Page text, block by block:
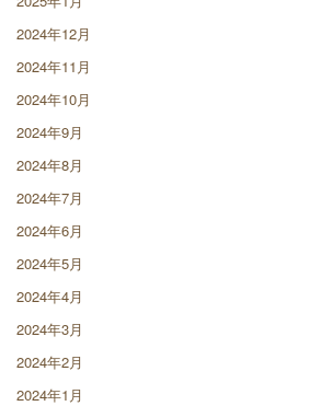
2024年12月
2024年11月
2024年10月
2024年9月
2024年8月
2024年7月
2024年6月
2024年5月
2024年4月
2024年3月
2024年2月
2024年1月